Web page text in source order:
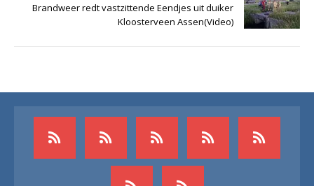
Brandweer redt vastzittende Eendjes uit duiker
Kloosterveen Assen(Video)